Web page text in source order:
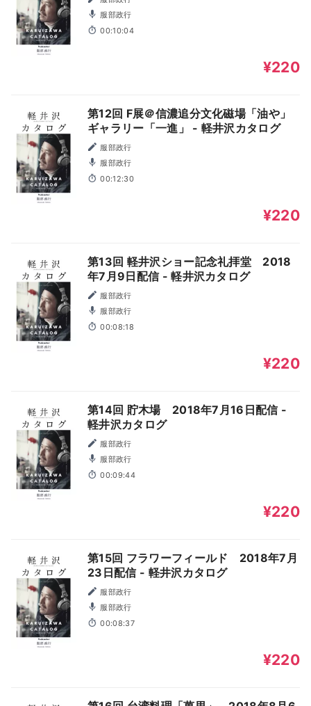
服部政行
00:10:04
¥220
第12回 F展＠信濃追分文化磁場「油や」
ギャラリー「一進」 - 軽井沢カタログ
服部政行
服部政行
00:12:30
¥220
第13回 軽井沢ショー記念礼拝堂 2018
年7月9日配信 - 軽井沢カタログ
服部政行
服部政行
00:08:18
¥220
第14回 貯木場 2018年7月16日配信 -
軽井沢カタログ
服部政行
服部政行
00:09:44
¥220
第15回 フラワーフィールド 2018年7月
23日配信 - 軽井沢カタログ
服部政行
服部政行
00:08:37
¥220